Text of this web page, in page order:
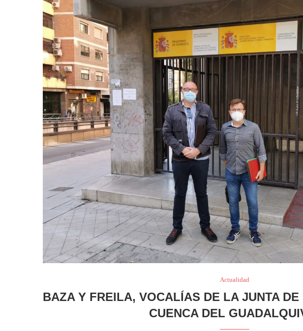
Actualidad
BAZA Y FREILA, VOCALÍAS DE LA JUNTA
CUENCA DEL